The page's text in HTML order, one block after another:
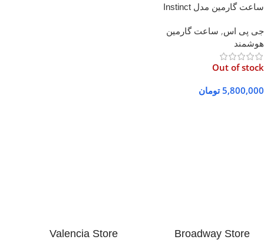
ساعت گارمین مدل Instinct
جی پی اس, ساعت گارمین
هوشمند
Out of stock
5,800,000 تومان
Broadway Store
Valencia Store